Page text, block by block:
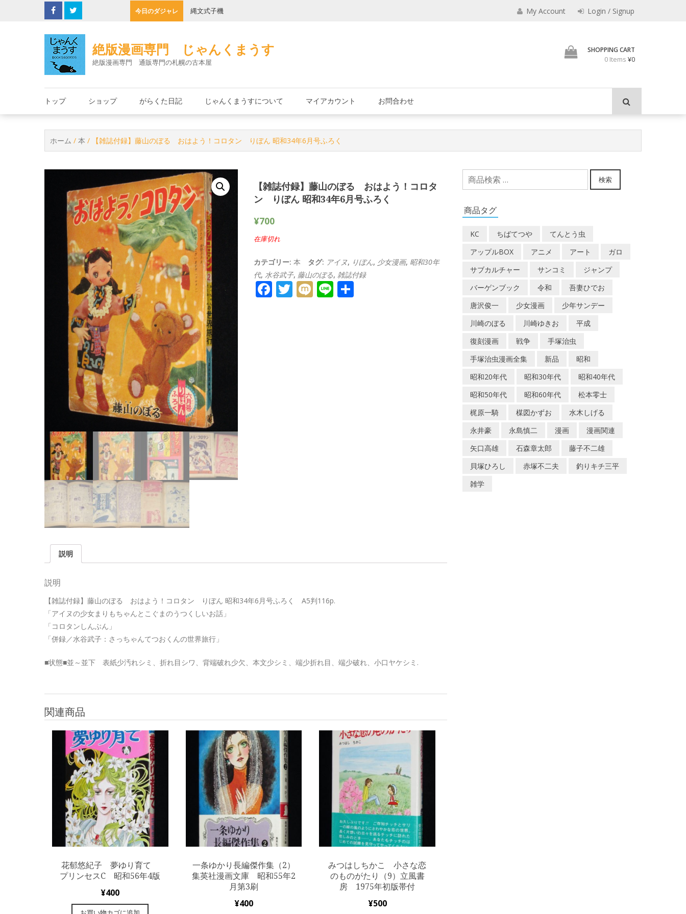
今日のダジャレ 縄文式子機 君とよくこの店でみの
My Account Login / Signup
絶版漫画専門 じゃんくまうす
絶版漫画専門 通販専門の札幌の古本屋
SHOPPING CART
0 Items ¥0
トップ ショップ がらくた日記 じゃんくまうすについて マイアカウント お問合わせ
ホーム / 本 / 【雑誌付録】藤山のぼる おはよう！コロタン りぼん 昭和34年6月号ふろく
【雑誌付録】藤山のぼる おはよう！コロタ
ン りぼん 昭和34年6月号ふろく
¥700
在庫切れ
カテゴリー:本 タグ: アイヌ, りぼん, 少女漫画, 昭和30年
代, 水谷武子, 藤山のぼる, 雑誌付録
Facebook
Twitter
MixiLine
説明
説明
【雑誌付録】藤山のぼる おはよう！コロタン りぼん 昭和34年6月号ふろく A5判116p.
「アイヌの少女まりもちゃんとこぐまのうつくしいお話」
「コロタンしんぶん」
「併録／水谷武子：さっちゃんてつおくんの世界旅行」
■状態■並～並下 表紙少汚れシミ、折れ目シワ、背端破れ少欠、本文少シミ、端少折れ目、端少破れ、小口ヤケシミ.
関連商品
花郁悠紀子 夢ゆり育て
プリンセスC 昭和56年4版
¥400
一条ゆかり長編傑作集（2）
集英社漫画文庫 昭和55年2
月第3刷
¥400
みつはしちかこ 小さな恋
のものがたり（9）立風書
房 1975年初版帯付
¥500
検
索
象:
検索
商品タグ
KC ちばてつや
てんとう虫
アップルBOX
アニメ アート
ガロ
サブカルチャー
サンコミ
ジャンプ
バーゲンブック
令和
吾妻ひでお
唐沢俊一
少女漫画
少年サンデー
川崎のぼる
川崎ゆきお
平成
復刻漫画
戦争
手塚治虫
手塚治虫漫画全集
新品
昭和
昭和20年代
昭和30年代
昭和40年代
昭和50年代
昭和60年代
松本零士
梶原一騎
楳図かずお
水木しげる
永井豪
永島慎二 漫画
漫画関連
矢口高雄
石森章太郎
藤子不二雄
貝塚ひろし
赤塚不二夫
釣りキチ三平
雑学